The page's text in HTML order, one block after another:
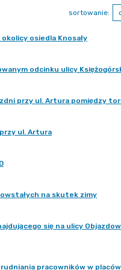
sortowanie:
osiedla Knosały
odcinku ulicy
przy ul. Artura pomiędzy
ul. Artura
na skutek zimy
się na ulicy
pracowników w